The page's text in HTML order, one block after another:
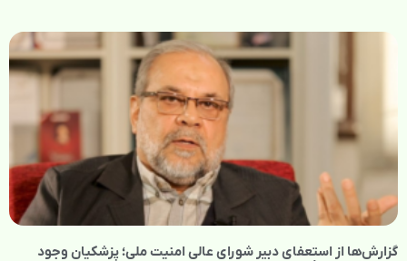
گزارش‌ها از استعفای دبیر شورای عالی امنیت ملی؛ پزشکیان وجود